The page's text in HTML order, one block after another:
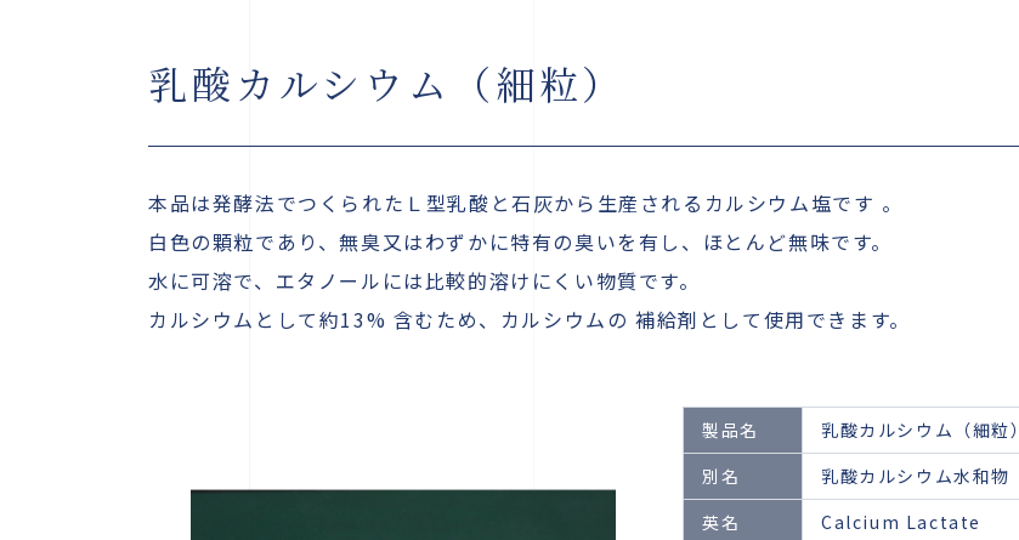
乳酸カルシウム（細粒）
本品は発酵法でつくられたＬ型乳酸と石灰から生産されるカルシウム塩です 。
白色の顆粒であり、無臭又はわずかに特有の臭いを有し、ほとんど無味です。
水に可溶で、エタノールには比較的溶けにくい物質です。
カルシウムとして約13% 含むため、カルシウムの 補給剤として使用できます。
製品名
乳酸カルシウム（細粒）
別名
乳酸カルシウム水和物
英名
Calcium Lactate